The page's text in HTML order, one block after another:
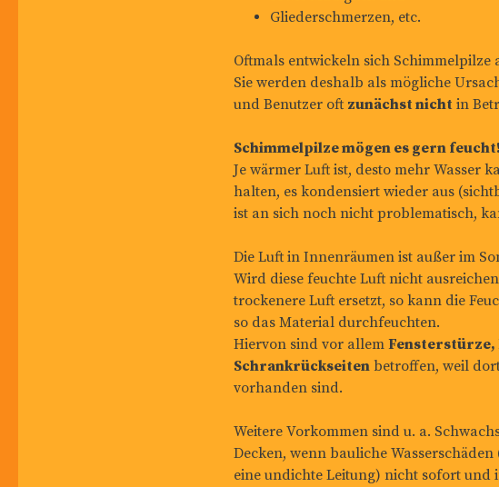
Gliederschmerzen, etc.
Oftmals entwickeln sich Schimmelpilze
Sie werden deshalb als mögliche
und Benutzer oft zunächst nicht in
Schimmelpilze mögen es gern feucht!
Je wärmer Luft ist, desto mehr Wasser
halten, es kondensiert wieder aus
ist an sich noch nicht problematisch,
Die Luft in Innenräumen ist außer im
Wird diese feuchte Luft nicht
trockenere Luft ersetzt, so kann die
so das Material durchfeuchten.
Hiervon sind vor allem Fensterstürze,
Schrankrückseiten betroffen, weil
vorhanden sind.
Weitere Vorkommen sind u. a.
Decken, wenn bauliche
eine undichte Leitung) nicht sofort und